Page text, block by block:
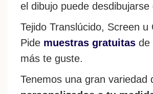
el dibujo puede
Tejido Translúcido, Screen
Pide muestras gratuitas de
más te guste.
Tenemos una gran